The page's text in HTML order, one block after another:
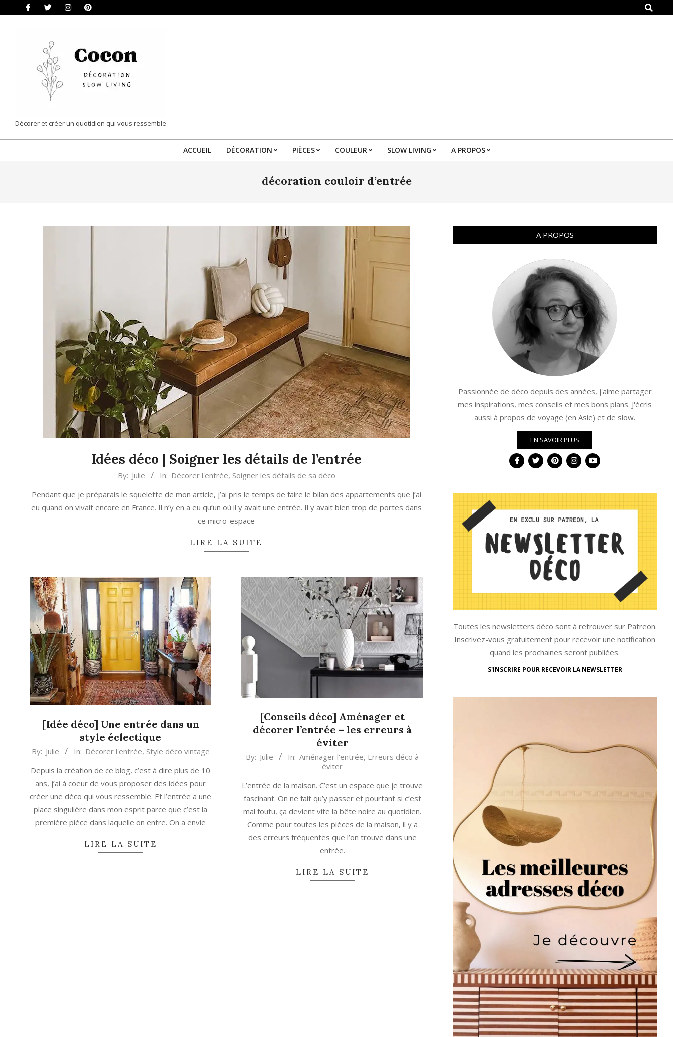
Search
COCON
|
DÉCORATION
Décorer et créer un quotidien qui vous ressemble
Primary
Menu
ACCUEIL DÉCORATION PIÈCES COULEUR SLOW LIVING A PROPOS
décoration couloir d’entrée
Idées déco | Soigner les détails de l’entrée
11
By: Julie In: Décorer l'entrée, Soigner les détails de sa déco
Pendant que je préparais le squelette de mon article, j’ai pris le temps de faire le bilan des appartements que j’ai
eu quand on vivait encore en France. Il n’y en a eu qu’un où il y avait une entrée. Il y avait bien trop de portes dans
ce micro-espace
LIRE LA SUITE
[Idée déco] Une entrée dans un
style éclectique
2022-
20
By: Julie In: Décorer l'entrée, Style déco vintage
Depuis la création de ce blog, c’est à dire plus de 10
ans, j’ai à coeur de vous proposer des idées pour
créer une déco qui vous ressemble. Et l’entrée a une
place singulière dans mon esprit parce que c’est la
première pièce dans laquelle on entre. On a envie
LIRE LA SUITE
[Conseils déco] Aménager et
décorer l’entrée – les erreurs à
éviter
2019-
19
By: Julie In: Aménager l'entrée, Erreurs déco à
éviter
L’entrée de la maison. C’est un espace que je trouve
fascinant. On ne fait qu’y passer et pourtant si c’est
mal foutu, ça devient vite la bête noire au quotidien.
Comme pour toutes les pièces de la maison, il y a
des erreurs fréquentes que l’on trouve dans une
entrée.
LIRE LA SUITE
A PROPOS
Passionnée de déco depuis des années, j'aime partager
mes inspirations, mes conseils et mes bons plans. J'écris
aussi à propos de voyage (en Asie) et de slow.
EN SAVOIR PLUS
Toutes les newsletters déco sont à retrouver sur Patreon.
Inscrivez-vous gratuitement pour recevoir une notification
quand les prochaines seront publiées.
S'INSCRIRE POUR RECEVOIR LA NEWSLETTER